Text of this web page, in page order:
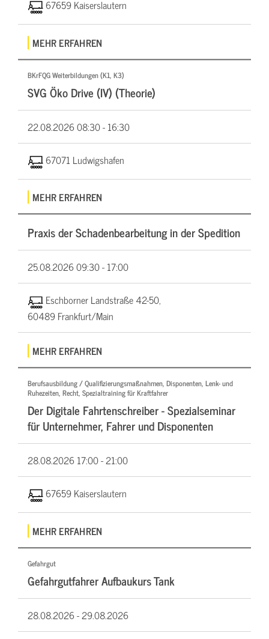
67659 Kaiserslautern
MEHR ERFAHREN
BKrFQG Weiterbildungen (K1, K3)
SVG Öko Drive (IV) (Theorie)
22.08.202608:30 - 16:30
67071 Ludwigshafen
MEHR ERFAHREN
Praxis der Schadenbearbeitung in der Spedition
25.08.202609:30 - 17:00
Eschborner Landstraße 42-50,
60489 Frankfurt/Main
MEHR ERFAHREN
Berufsausbildung / Qualifizierungsmaßnahmen, Disponenten, Lenk- und
Ruhezeiten, Recht, Spezialtraining für Kraftfahrer
Der Digitale Fahrtenschreiber - Spezialseminar
für Unternehmer, Fahrer und Disponenten
28.08.2026 17:00 - 21:00
67659 Kaiserslautern
MEHR ERFAHREN
Gefahrgut
Gefahrgutfahrer Aufbaukurs Tank
28.08.2026 -29.08.2026